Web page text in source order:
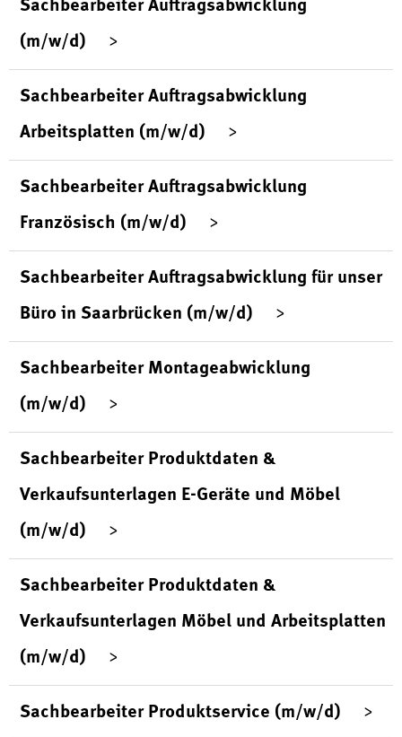
Sachbearbeiter Auftragsabwicklung
(m/w/d)
Sachbearbeiter Auftragsabwicklung
Arbeitsplatten (m/w/d)
Sachbearbeiter Auftragsabwicklung
Französisch (m/w/d)
Sachbearbeiter Auftragsabwicklung für unser
Büro in Saarbrücken (m/w/d)
Sachbearbeiter Montageabwicklung
(m/w/d)
Sachbearbeiter Produktdaten &
Verkaufsunterlagen E-Geräte und Möbel
(m/w/d)
Sachbearbeiter Produktdaten &
Verkaufsunterlagen Möbel und Arbeitsplatten
(m/w/d)
Sachbearbeiter Produktservice (m/w/d)